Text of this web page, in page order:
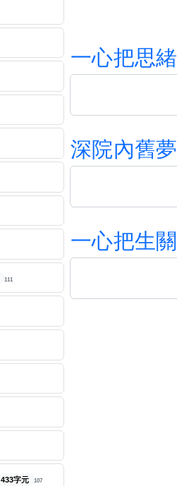
111
433字元 107
一心把思緒
深院內舊夢
一心把生關